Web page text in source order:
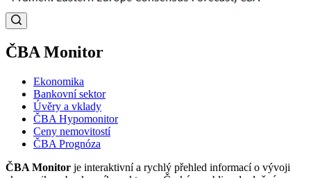
ČBA Monitor
Ekonomika
Bankovní sektor
Úvěry a vklady
ČBA Hypomonitor
Ceny nemovitostí
ČBA Prognóza
ČBA Monitor je interaktivní a rychlý přehled informací o vývoji